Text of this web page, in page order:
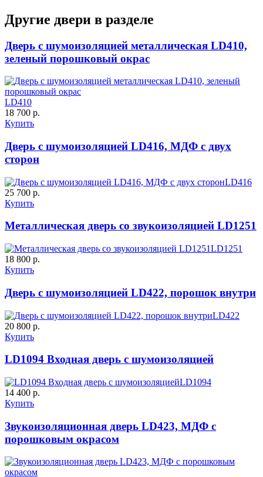
ДНТ ДС
ДУБ БЕЛЁНЫЙ ДЗП
К-10 60 К-11 Н
К-11 С
C59 C60
Другие двери в разделе
Дверь с шумоизоляцией металлическая LD410,
зеленый порошковый окрас
LD410
18 700 р.
Купить
Дверь с шумоизоляцией LD416, МДФ с двух
сторон
LD416
25 700 р.
Купить
Металлическая дверь со звукоизоляцией LD1251
LD1251
18 800 р.
Купить
Дверь с шумоизоляцией LD422, порошок внутри
LD422
20 800 р.
Купить
LD1094 Входная дверь с шумоизоляцией
LD1094
14 400 р.
Купить
Звукоизоляционная дверь LD423, МДФ с
порошковым окрасом